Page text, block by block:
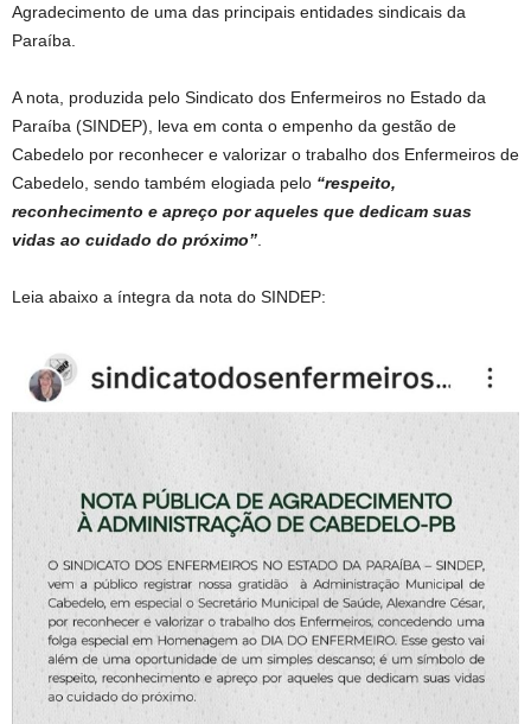
Agradecimento de uma das principais entidades sindicais da
Paraíba.
A nota, produzida pelo Sindicato dos Enfermeiros no Estado da
Paraíba (SINDEP), leva em conta o empenho da gestão de
Cabedelo por reconhecer e valorizar o trabalho dos Enfermeiros de
Cabedelo, sendo também elogiada pelo “respeito,
reconhecimento e apreço por aqueles que dedicam suas
vidas ao cuidado do próximo”
Leia abaixo a íntegra da nota do SINDEP: